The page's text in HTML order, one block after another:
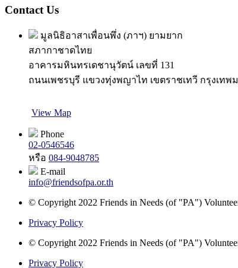
Contact Us
มูลนิธิอาสาเพื่อนพึ่ง (ภาฯ) ยามยาก
สภากาชาดไทย
อาคารมหินทรเดชานุวัตน์ เลขที่ 131
ถนนเพชรบุรี แขวงทุ่งพญาไท เขตราชเทวี กรุงเทพ
View Map
Phone
02-0546546
หรือ 084-9048785
E-mail
info@friendsofpa.or.th
© Copyright 2022 Friends in Needs (of "PA")
Privacy Policy
© Copyright 2022 Friends in Needs (of "PA")
Privacy Policy